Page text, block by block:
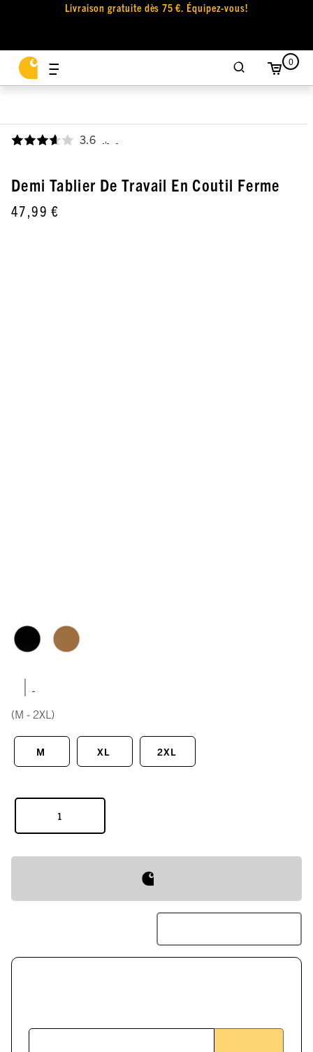
Livraison gratuite dès 75 €. Équipez-vous!
0
3.6 ,
Demi Tablier De Travail En Coutil Ferme
47,99 €
|
(M - 2XL)
M XL 2XL